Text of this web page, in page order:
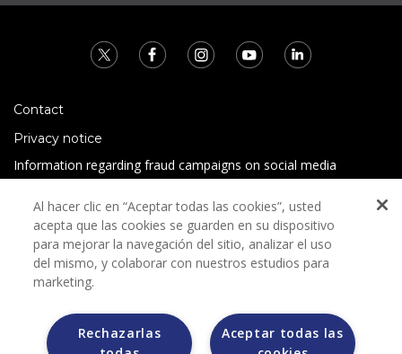
Contact
Privacy notice
Information regarding fraud campaigns on social media
Terms and conditions
Al hacer clic en “Aceptar todas las cookies”, usted
acepta que las cookies se guarden en su dispositivo
para mejorar la navegación del sitio, analizar el uso
del mismo, y colaborar con nuestros estudios para
marketing.
Aceptar todas las
Rechazarlas